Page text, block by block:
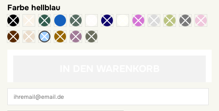
Farbe hellblau
blaue Jeans